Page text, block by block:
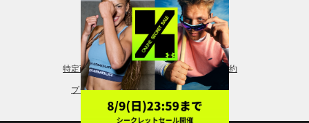
レギンス＆タイツ
特定商取引法に基づく通販の表記 会員規約
プライバシーポリシー